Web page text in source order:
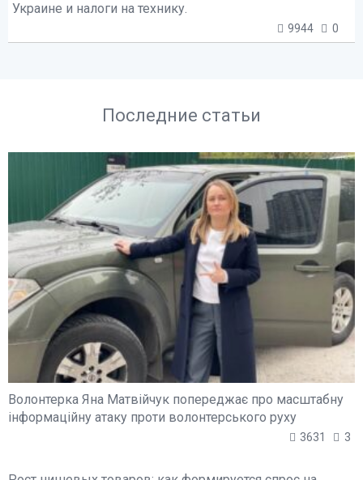
Украине и налоги на технику.
9944 0
Последние статьи
Волонтерка Яна Матвійчук попереджає про масштабну
інформаційну атаку проти волонтерського руху
3631 3